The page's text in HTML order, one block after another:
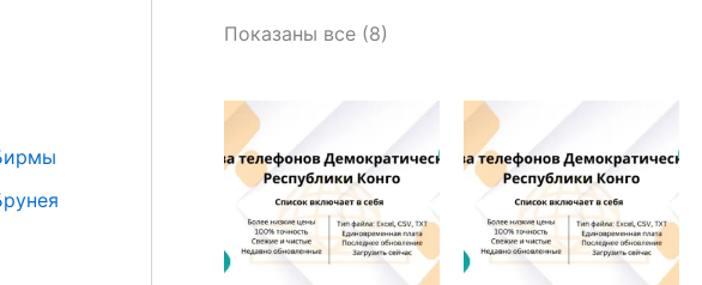
Показаны все (8)